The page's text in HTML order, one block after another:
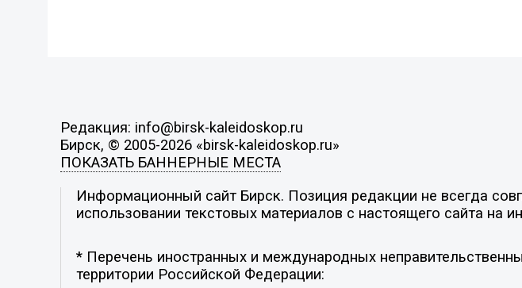
Редакция: info@birsk-kaleidoskop.ru
Бирск, © 2005-2026 «birsk-kaleidoskop.ru»
ПОКАЗАТЬ БАННЕРНЫЕ МЕСТА
Информационный сайт Бирск. Позиция редакции не всегда
использовании текстовых материалов с настоящего сайта на
* Перечень иностранных и международных
территории Российской Федерации: